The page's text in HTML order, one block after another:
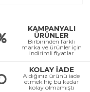
KAMPANYALI
ÜRÜNLER
Birbirinden farklı
marka ve ürünler için
indirimli fiyatlar
KOLAY İADE
Aldığınız ürünü iade
etmek hiç bu kadar
kolay olmamıştı